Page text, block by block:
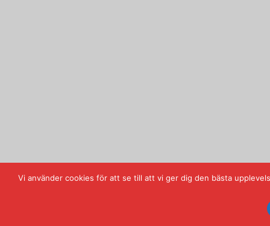
Vi använder cookies för att se till att vi ger dig den bästa